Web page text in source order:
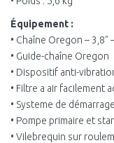
Équipement :
• Chaîne Oregon – 3,8"
• Guide-chaîne Oregon
• Dispositif anti-
• Filtre a air facilement
• Systeme de
• Pompe primaire et
• Vilebrequin sur